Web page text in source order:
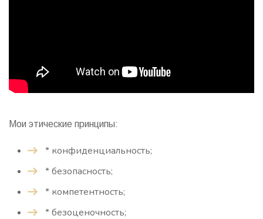
Мои этические принципы:
* конфиденциальность;
* безопасность;
* компетентность;
* безоценочность;